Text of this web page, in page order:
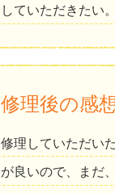
していただきたい
修理後の感
修理していただい
が良いので、まだ